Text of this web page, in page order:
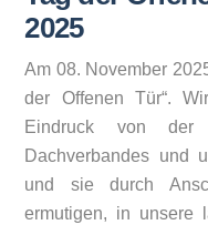
2025
Am 08. November
der Offenen Tür“.
Eindruck von
Dachverbandes und
und sie durch
ermutigen, in unsere